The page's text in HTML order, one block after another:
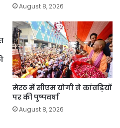
August 8, 2026
मेरठ में सीएम योगी ने कांवड़ियों
पर की पुष्पवर्षा
August 8, 2026